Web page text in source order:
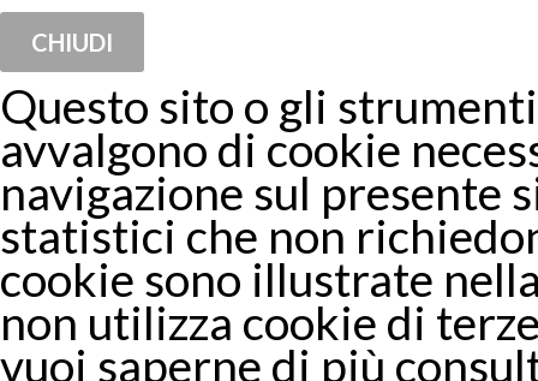
CHIUDI
Questo sito o gli
avvalgono di cookie
navigazione sul presente
statistici che non
cookie sono illustrate
non utilizza cookie di
vuoi saperne di più